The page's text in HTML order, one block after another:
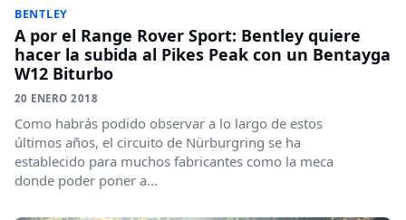
BENTLEY
A por el Range Rover Sport: Bentley quiere
hacer la subida al Pikes Peak con un Bentayga
W12 Biturbo
20 ENERO 2018
Como habrás podido observar a lo largo de estos
últimos años, el circuito de Nürburgring se ha
establecido para muchos fabricantes como la meca
donde poder poner a...